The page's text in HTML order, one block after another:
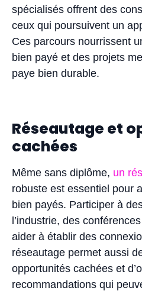
spécialisés offrent des
ceux qui poursuivent un
Ces parcours nourrissent
bien payé et des projets
paye bien durable.
Réseautage et
cachées
Même sans diplôme, un
robuste est essentiel pour
bien payés. Participer à
l’industrie, des
aider à établir des
réseautage permet aussi
opportunités cachées et
recommandations qui